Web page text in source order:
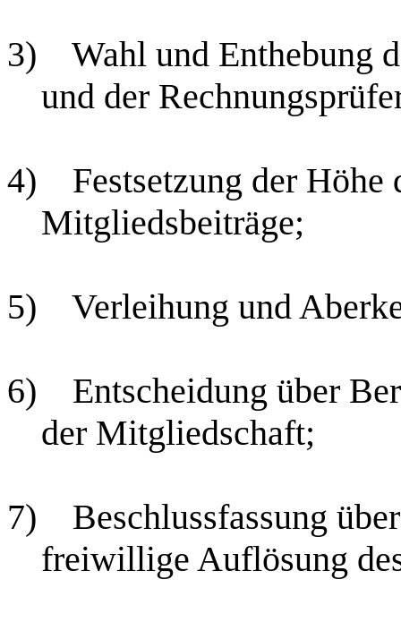
3)
Wahl und Enthebung
und der
4)
Festsetzung der
Mitgliedsbeiträge;
5) Verleihung und
6)
Entscheidung über
der Mitgliedschaft;
7)
Beschlussfassung
freiwillige Auflösung